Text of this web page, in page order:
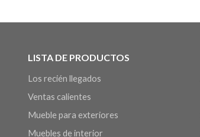
LISTA DE PRODUCTOS
Los recién llegados
Ventas calientes
Mueble para exteriores
Muebles de interior